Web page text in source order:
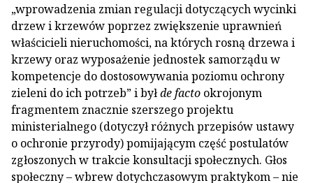
„wprowadzenia zmian regulacji dotyczących wycinki
drzew i krzewów poprzez zwiększenie uprawnień
właścicieli nieruchomości, na których rosną drzewa i
krzewy oraz wyposażenie jednostek samorządu w
kompetencje do dostosowywania poziomu ochrony
zieleni do ich potrzeb” i byłde facto okrojonym
fragmentem znacznie szerszego projektu
ministerialnego (dotyczył różnych przepisów ustawy
o ochronie przyrody) pomijającym część postulatów
zgłoszonych w trakcie konsultacji społecznych. Głos
społeczny – wbrew dotychczasowym praktykom – nie